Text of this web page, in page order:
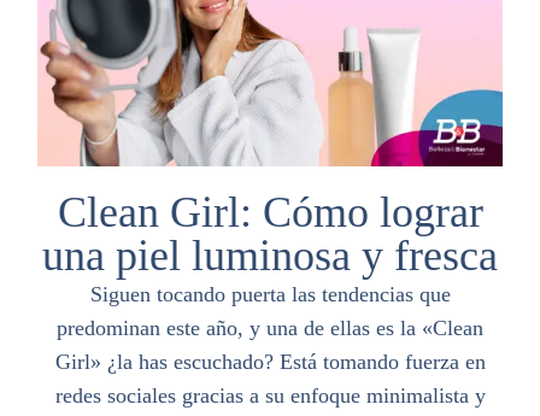
Clean Girl: Cómo lograr
una piel luminosa y fresca
Siguen tocando puerta las tendencias que
predominan este año, y una de ellas es la «Clean
Girl» ¿la has escuchado? Está tomando fuerza en
redes sociales gracias a su enfoque minimalista y